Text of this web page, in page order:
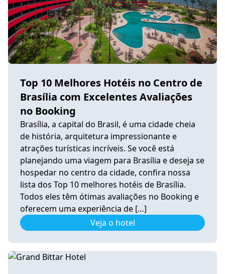
Top 10 Melhores Hotéis no Centro de
Brasília com Excelentes Avaliações
no Booking
Brasília, a capital do Brasil, é uma cidade cheia
de história, arquitetura impressionante e
atrações turísticas incríveis. Se você está
planejando uma viagem para Brasília e deseja se
hospedar no centro da cidade, confira nossa
lista dos Top 10 melhores hotéis de Brasília.
Todos eles têm ótimas avaliações no Booking e
oferecem uma experiência de […]
Veja o hotel